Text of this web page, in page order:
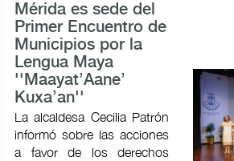
Mérida es sede del
Primer Encuentro de
Municipios por la
Lengua Maya
''Maayat’Aane’
Kuxa’an''
La alcaldesa Cecilia Patrón
informó sobre las acciones
a favor de los derechos